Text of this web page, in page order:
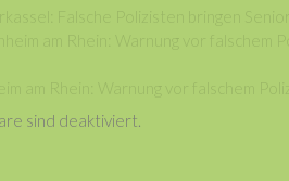
Falsche Polizisten bringen
am Rhein: Warnung vor falschem
sind deaktiviert.